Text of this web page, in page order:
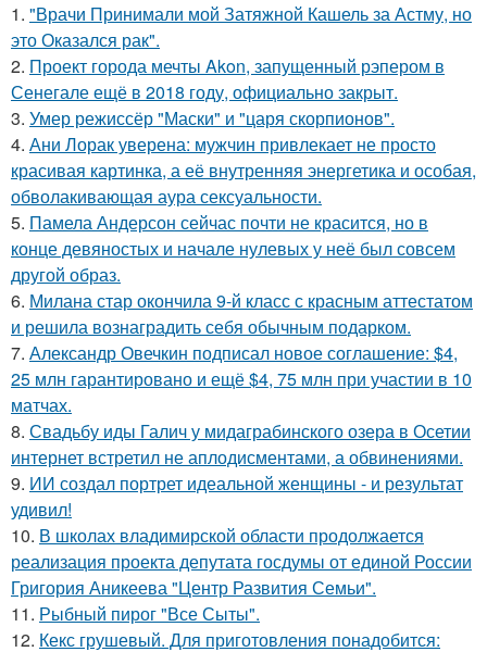
1. "Врачи Принимали мой Затяжной Кашель за Астму, но
это Оказался рак".
2. Проект города мечты Akon, запущенный рэпером в
Сенегале ещё в 2018 году, официально закрыт.
3. Умер режиссёр "Маски" и "царя скорпионов".
4. Ани Лорак уверена: мужчин привлекает не просто
красивая картинка, а её внутренняя энергетика и особая,
обволакивающая аура сексуальности.
5. Памела Андерсон сейчас почти не красится, но в
конце девяностых и начале нулевых у неё был совсем
другой образ.
6. Милана стар окончила 9-й класс с красным аттестатом
и решила вознаградить себя обычным подарком.
7. Александр Овечкин подписал новое соглашение: $4,
25 млн гарантировано и ещё $4, 75 млн при участии в 10
матчах.
8. Свадьбу иды Галич у мидаграбинского озера в Осетии
интернет встретил не аплодисментами, а обвинениями.
9. ИИ создал портрет идеальной женщины - и результат
удивил!
10. В школах владимирской области продолжается
реализация проекта депутата госдумы от единой России
Григория Аникеева "Центр Развития Семьи".
11. Рыбный пирог "Все Сыты".
12. Кекс грушевый. Для приготовления понадобится: